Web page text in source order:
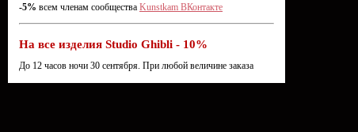
-5% всем членам сообщества Kunstkam ВКонтакте
На все изделия Studio Ghibli - 10%
До 12 часов ночи 30 сентября. При любой величине заказа